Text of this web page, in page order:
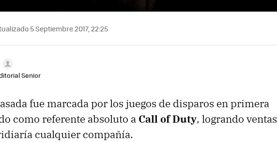
5 Septiembre 2017, 22:25
Senior
fue marcada por los juegos de disparos en primera
como referente absoluto a Call of Duty, logrando ventas
cualquier compañía.